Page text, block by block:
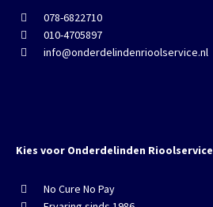
078-6822710
010-4705897
info@onderdelindenrioolservice.nl
Kies voor Onderdelinden Rioolservice
No Cure No Pay